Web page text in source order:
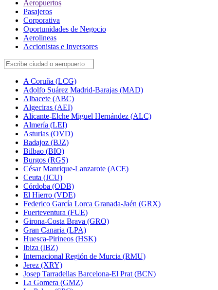
Aeropuertos
Pasajeros
Corporativa
Oportunidades de Negocio
Aerolineas
Accionistas e Inversores
A Coruña (LCG)
Adolfo Suárez Madrid-Barajas (MAD)
Albacete (ABC)
Algeciras (AEI)
Alicante-Elche Miguel Hernández (ALC)
Almería (LEI)
Asturias (OVD)
Badajoz (BJZ)
Bilbao (BIO)
Burgos (RGS)
César Manrique-Lanzarote (ACE)
Ceuta (JCU)
Córdoba (ODB)
El Hierro (VDE)
Federico García Lorca Granada-Jaén (GRX)
Fuerteventura (FUE)
Girona-Costa Brava (GRO)
Gran Canaria (LPA)
Huesca-Pirineos (HSK)
Ibiza (IBZ)
Internacional Región de Murcia (RMU)
Jerez (XRY)
Josep Tarradellas Barcelona-El Prat (BCN)
La Gomera (GMZ)